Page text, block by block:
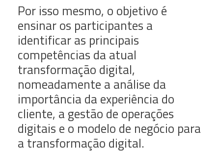
Por isso mesmo, o objetivo é
ensinar os participantes a
identificar as principais
competências da atual
transformação digital,
nomeadamente a análise da
importância da experiência do
cliente, a gestão de operações
digitais e o modelo de negócio para
a transformação digital.